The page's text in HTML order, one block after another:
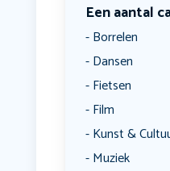
Een aantal
Borrelen
Dansen
Fietsen
Film
Kunst &
Muziek